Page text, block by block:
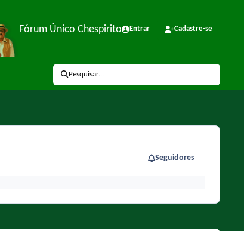
Fórum Único Chespirito Entrar Cadastre-se
Pesquisar...
Seguidores